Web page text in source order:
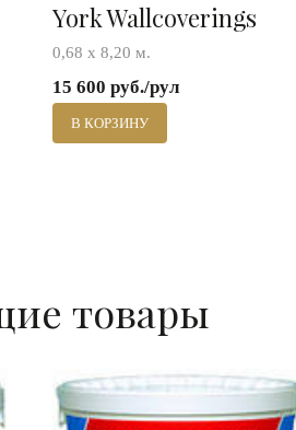
York Wallcoverings
0,68 х 8,20 м.
15 600 руб./рул
В КОРЗИНУ
товары